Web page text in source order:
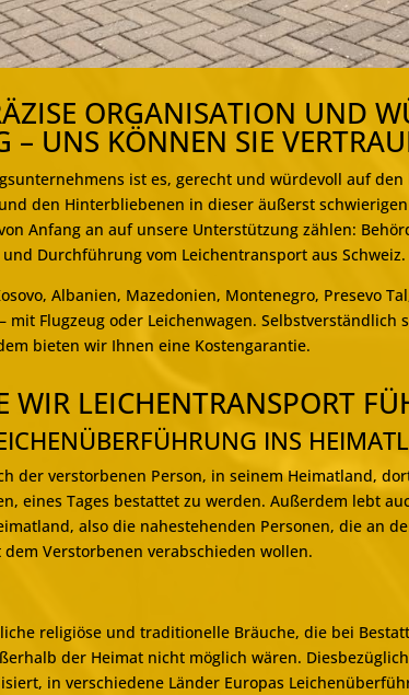
ORGANISATION UND
– UNS KÖNNEN SIE
ist es, gerecht und würdevoll auf
den Hinterbliebenen in dieser äußerst
Anfang an auf unsere Unterstützung zählen:
Durchführung vom Leichentransport aus Schweiz.
Albanien, Mazedonien, Montenegro, Presevo
Flugzeug oder Leichenwagen. Selbstverständlich
bieten wir Ihnen eine Kostengarantie.
WIR LEICHENTRANSPORT
INS
der verstorbenen Person, in seinem Heimatland,
eines Tages bestattet zu werden. Außerdem lebt
also die nahestehenden Personen, die an
Verstorbenen verabschieden wollen.
religiöse und traditionelle Bräuche, die bei
der Heimat nicht möglich wären.
in verschiedene Länder Europas